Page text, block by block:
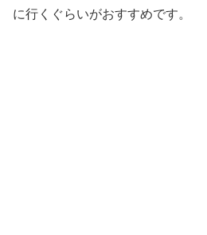
に行くぐらいがおすすめです。